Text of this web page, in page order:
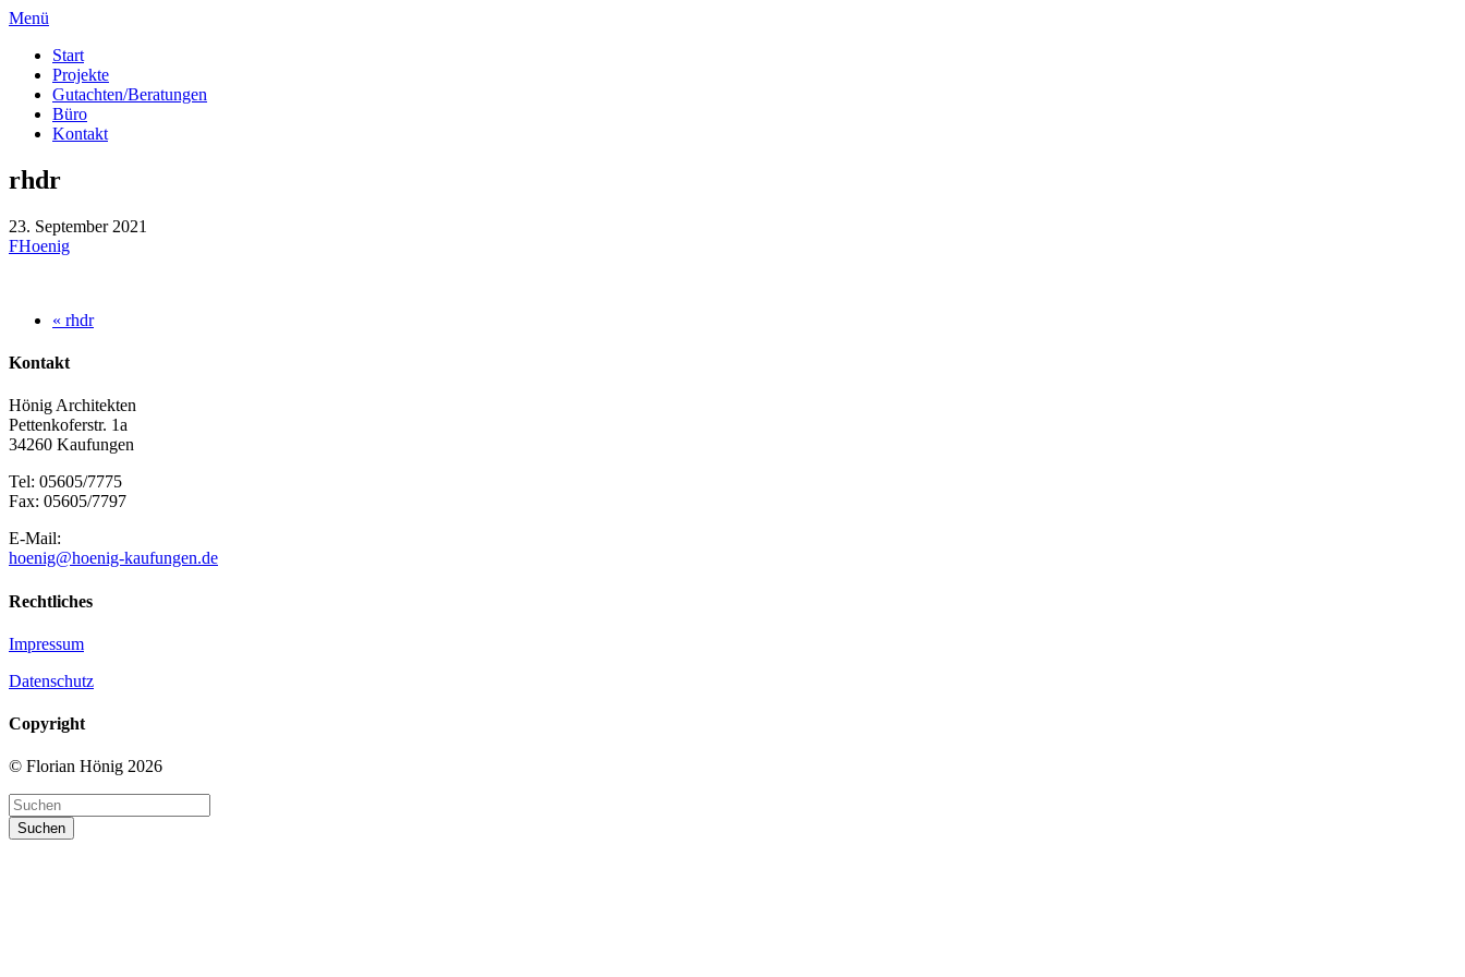
Menü
Start
Projekte
Gutachten/Beratungen
Büro
Kontakt
rhdr
23. September 2021
FHoenig
« rhdr
Kontakt
Hönig Architekten
Pettenkoferstr. 1a
34260 Kaufungen
Tel: 05605/7775
Fax: 05605/7797
E-Mail:
hoenig@hoenig-kaufungen.de
Rechtliches
Impressum
Datenschutz
Copyright
© Florian Hönig 2026